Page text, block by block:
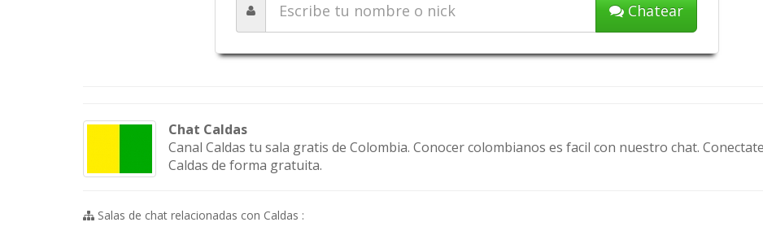
Chatear
Chat Caldas
Canal Caldas tu sala gratis de Colombia. Conocer colombianos es facil con nuestro chat.
Caldas de forma gratuita.
Salas de chat relacionadas con Caldas :